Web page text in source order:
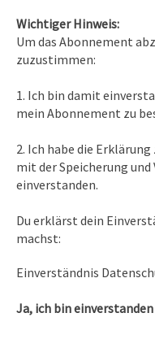
Wichtiger Hinweis:
Um das Abonnement
zuzustimmen:
1. Ich bin damit
mein Abonnement zu
2. Ich habe die Erklärung
mit der Speicherung
einverstanden.
Du erklärst dein
machst:
Einverständnis
Ja, ich bin einverstanden
Kontakt
Tel. 0351/2681691
E-Mail: info [at ] spirit-
Heilpraxis
Heilpraxis Hirschburger
Rechtliches